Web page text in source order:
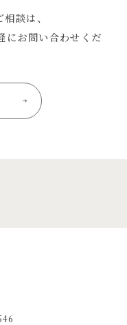
談は、
お問い合わせくだ